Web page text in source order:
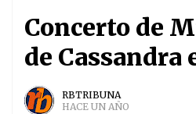
Concerto de
de Cassandra
RBTRIBUNA
HACE UN AÑO